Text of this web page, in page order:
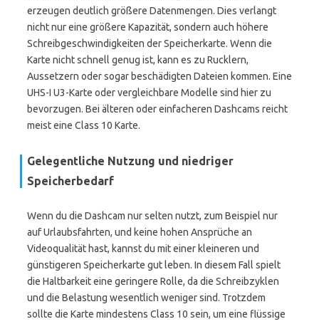
erzeugen deutlich größere Datenmengen. Dies verlangt
nicht nur eine größere Kapazität, sondern auch höhere
Schreibgeschwindigkeiten der Speicherkarte. Wenn die
Karte nicht schnell genug ist, kann es zu Rucklern,
Aussetzern oder sogar beschädigten Dateien kommen. Eine
UHS-I U3-Karte oder vergleichbare Modelle sind hier zu
bevorzugen. Bei älteren oder einfacheren Dashcams reicht
meist eine Class 10 Karte.
Gelegentliche Nutzung und niedriger
Speicherbedarf
Wenn du die Dashcam nur selten nutzt, zum Beispiel nur
auf Urlaubsfahrten, und keine hohen Ansprüche an
Videoqualität hast, kannst du mit einer kleineren und
günstigeren Speicherkarte gut leben. In diesem Fall spielt
die Haltbarkeit eine geringere Rolle, da die Schreibzyklen
und die Belastung wesentlich weniger sind. Trotzdem
sollte die Karte mindestens Class 10 sein, um eine flüssige